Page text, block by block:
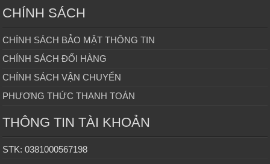
CHÍNH SÁCH
CHÍNH SÁCH BẢO MẬT THÔNG TIN
CHÍNH SÁCH ĐỔI HÀNG
CHÍNH SÁCH VẬN CHUYỂN
PHƯƠNG THỨC THANH TOÁN
THÔNG TIN TÀI KHOẢN
STK: 0381000567198